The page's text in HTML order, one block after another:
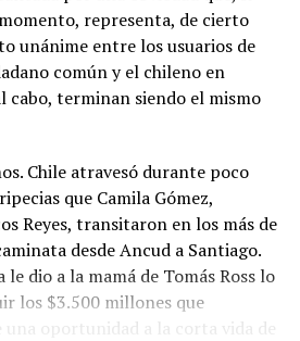
representa, de cierto
unánime entre los usuarios de
común y el chileno en
cabo, terminan siendo el mismo
Chile atravesó durante poco
que Camila Gómez,
Reyes, transitaron en los más de
desde Ancud a Santiago.
dio a la mamá de Tomás Ross lo
los $3.500 millones que
una oportunidad a la corta vida de